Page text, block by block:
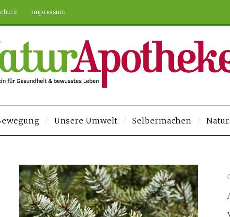
Impressum
Unsere Umwelt Selbermachen
Bonusu Veren SitelerDeneme Bonusu Veren Sitelerhttps://elysium-